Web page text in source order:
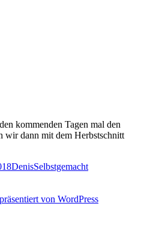
kommenden Tagen mal den
wir dann mit dem Herbstschnitt
Autor
DenisKategorien
Selbstgemacht
von WordPress